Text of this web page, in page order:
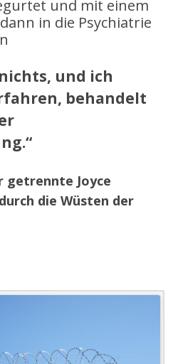
und mit einem
in die Psychiatrie
und ich
behandelt
getrennte Joyce
die Wüsten der